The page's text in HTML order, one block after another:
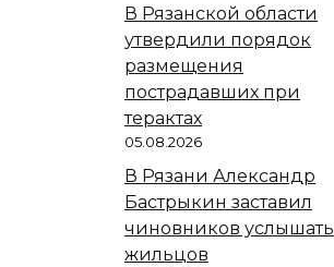
В Рязанской области
утвердили порядок
размещения
пострадавших при
терактах
05.08.2026
В Рязани Александр
Бастрыкин заставил
чиновников услышать
жильцов